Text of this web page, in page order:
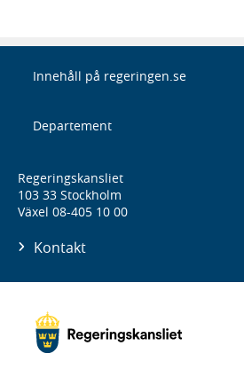
Innehåll på regeringen.se
Departement
Regeringskansliet
103 33 Stockholm
Växel 08-405 10 00
Kontakt